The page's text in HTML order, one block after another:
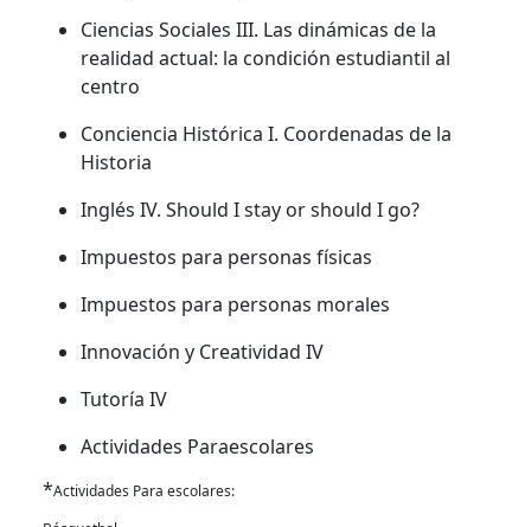
Ciencias Sociales III. Las dinámicas de la
realidad actual: la condición estudiantil al
centro
Conciencia Histórica I. Coordenadas de la
Historia
Inglés IV. Should I stay or should I go?
Impuestos para personas físicas
Impuestos para personas morales
Innovación y Creatividad IV
Tutoría IV
Actividades Paraescolares
*Actividades Para escolares: